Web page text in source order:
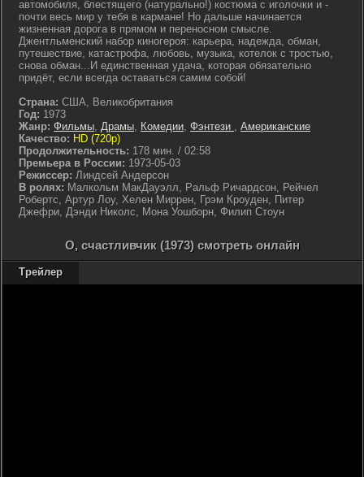
автомобиля, блестящего (натурально!) костюма с иголочки и -
почти весь мир у тебя в кармане! Но дальше начинается
жизненная дорога в прямом и переносном смысле.
Джентльменский набор киногероя: карьера, надежда, обман,
путешествие, катастрофа, любовь, музыка, котелок с тростью,
снова обман...И единственная удача, которая обязательно
придёт, если всегда оставаться самим собой!
Страна: США, Великобритания
Год: 1973
Жанр: Фильмы, Драмы, Комедии, Фэнтези , Американские
Качество: HD (720p)
Продолжительность: 178 мин. / 02:58
Премьера в России: 1973-05-03
Режиссер: Линдсей Андерсон
В ролях: Малкольм МакДауэлл, Ральф Ричардсон, Рейчел
Робертс, Артур Лоу, Хелен Миррен, Грэм Кроуден, Питер
Джефри, Дэнди Николс, Мона Уошборн, Филип Стоун
О, счастливчик (1973) смотреть онлайн
Трейлер